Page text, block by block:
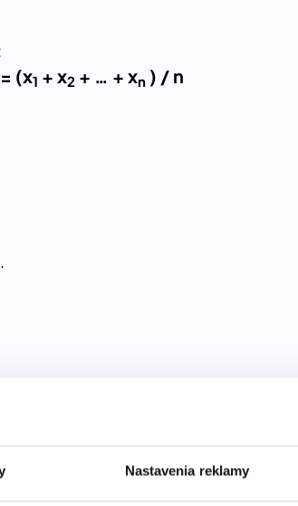
Nastavenia reklamy
(x1 + x2 + … + xn ) / n
Koľko strán prečítala priemerne